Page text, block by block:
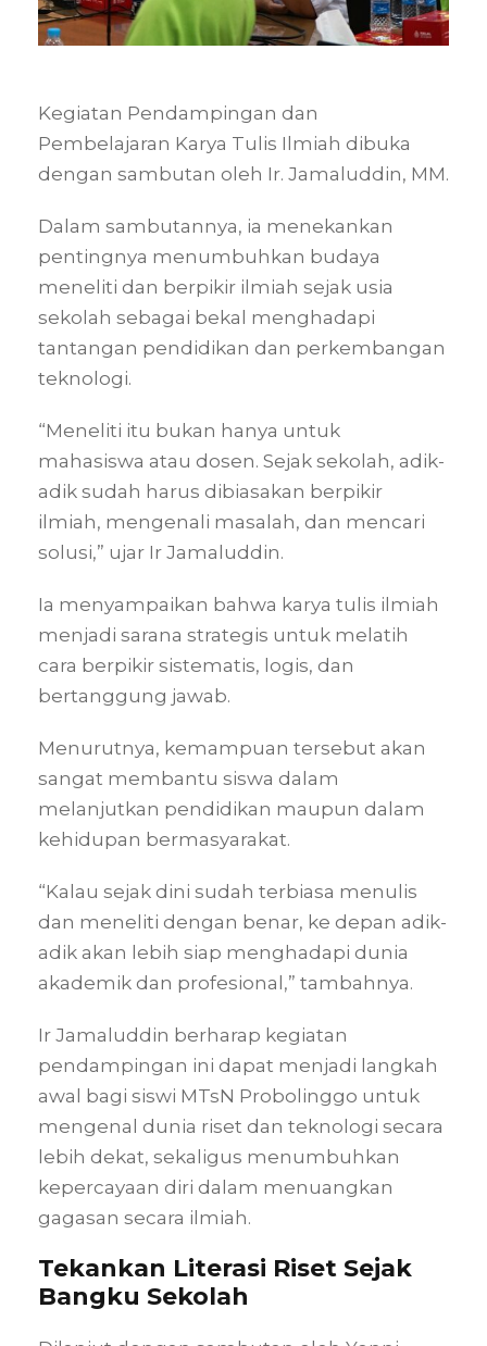
Kegiatan Pendampingan dan
Pembelajaran Karya Tulis Ilmiah dibuka
dengan sambutan oleh Ir. Jamaluddin, MM.
Dalam sambutannya, ia menekankan
pentingnya menumbuhkan budaya
meneliti dan berpikir ilmiah sejak usia
sekolah sebagai bekal menghadapi
tantangan pendidikan dan perkembangan
teknologi.
“Meneliti itu bukan hanya untuk
mahasiswa atau dosen. Sejak sekolah, adik-
adik sudah harus dibiasakan berpikir
ilmiah, mengenali masalah, dan mencari
solusi,” ujar Ir Jamaluddin.
Ia menyampaikan bahwa karya tulis ilmiah
menjadi sarana strategis untuk melatih
cara berpikir sistematis, logis, dan
bertanggung jawab.
Menurutnya, kemampuan tersebut akan
sangat membantu siswa dalam
melanjutkan pendidikan maupun dalam
kehidupan bermasyarakat.
“Kalau sejak dini sudah terbiasa menulis
dan meneliti dengan benar, ke depan adik-
adik akan lebih siap menghadapi dunia
akademik dan profesional,” tambahnya.
Ir Jamaluddin berharap kegiatan
pendampingan ini dapat menjadi langkah
awal bagi siswi MTsN Probolinggo untuk
mengenal dunia riset dan teknologi secara
lebih dekat, sekaligus menumbuhkan
kepercayaan diri dalam menuangkan
gagasan secara ilmiah.
Tekankan Literasi Riset Sejak
Bangku Sekolah